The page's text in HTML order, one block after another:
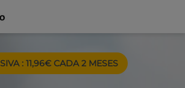
: 11,96€ CADA 2 MESES